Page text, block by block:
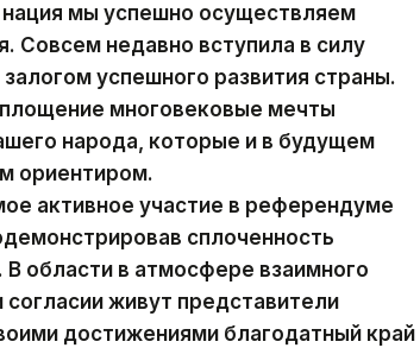
нация мы успешно осуществляем
Совсем недавно вступила в силу
успешного развития страны.
многовековые мечты
народа, которые и в будущем
ориентиром.
активное участие в референдуме
сплоченность
области в атмосфере взаимного
живут представители
достижениями благодатный край